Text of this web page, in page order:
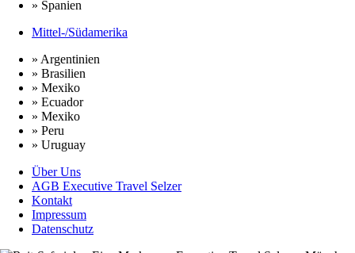
» Spanien
Mittel-/Südamerika
» Argentinien
» Brasilien
» Mexiko
» Ecuador
» Mexiko
» Peru
» Uruguay
Über Uns
AGB Executive Travel Selzer
Kontakt
Impressum
Datenschutz